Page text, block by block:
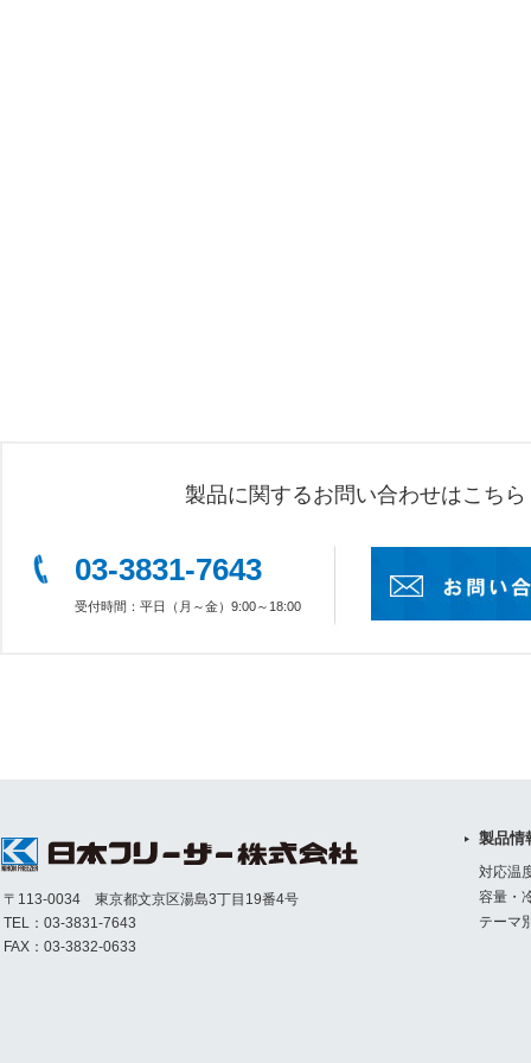
製品に関するお問い合わせはこちら
03-3831-7643
受付時間：平日（月～金）9:00～18:00
〒113-0034 東京都文京区湯島3丁目19番4号
TEL：03-3831-7643
FAX：03-3832-0633
製品情
対応温
容量・
テーマ